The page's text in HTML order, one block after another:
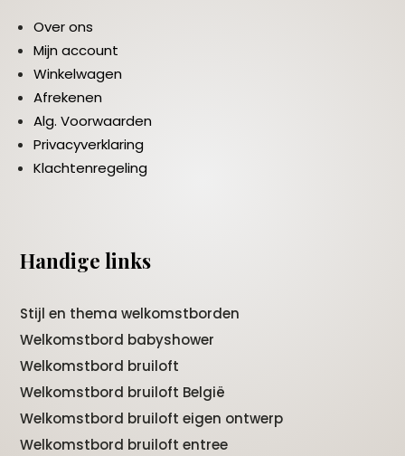
Over ons
Mijn account
Winkelwagen
Afrekenen
Alg. Voorwaarden
Privacyverklaring
Klachtenregeling
Handige links
Stijl en thema welkomstborden
Welkomstbord babyshower
Welkomstbord bruiloft
Welkomstbord bruiloft België
Welkomstbord bruiloft eigen ontwerp
Welkomstbord bruiloft entree